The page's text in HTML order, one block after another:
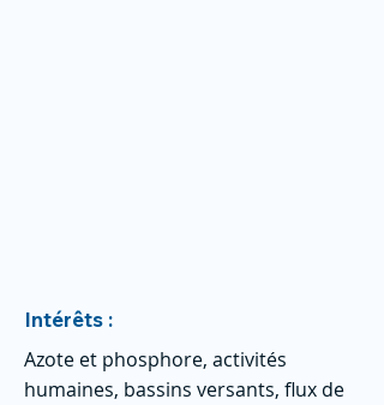
Intérêts :
Azote et phosphore, activités
humaines, bassins versants, flux de